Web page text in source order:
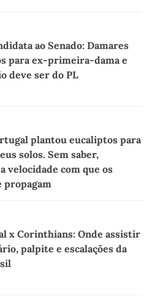
ao Senado: Damares
para ex-primeira-dama e
deve ser do PL
plantou eucaliptos para
solos. Sem saber,
velocidade com que os
propagam
x Corinthians: Onde assistir
palpite e escalações da